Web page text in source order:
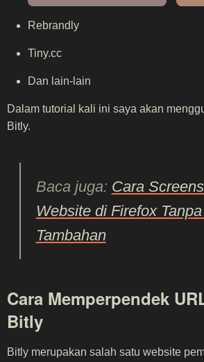
Rebrandly
Tiny.cc
Dan lain-lain
Dalam tutorial kali ini saya akan
Bitly.
Baca juga: Cara
Website di Firefox
Tambahan
Cara Memperpendek
Bitly
Bitly merupakan salah satu website